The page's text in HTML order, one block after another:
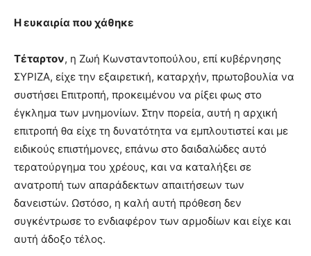
Η ευκαιρία που χάθηκε
Τέταρτον, η Ζωή Κωνσταντοπούλου, επί κυβέρνησης
ΣΥΡΙΖΑ, είχε την εξαιρετική, καταρχήν, πρωτοβουλία να
συστήσει Επιτροπή, προκειμένου να ρίξει φως στο
έγκλημα των μνημονίων. Στην πορεία, αυτή η αρχική
επιτροπή θα είχε τη δυνατότητα να εμπλουτιστεί και με
ειδικούς επιστήμονες, επάνω στο δαιδαλώδες αυτό
τερατούργημα του χρέους, και να καταλήξει σε
ανατροπή των απαράδεκτων απαιτήσεων των
δανειστών. Ωστόσο, η καλή αυτή πρόθεση δεν
συγκέντρωσε το ενδιαφέρον των αρμοδίων και είχε και
αυτή άδοξο τέλος.